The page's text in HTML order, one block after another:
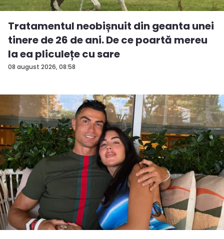
08 august 2026, 08:58
Tratamentul neobișnuit din geanta unei
tinere de 26 de ani. De ce poartă mereu
la ea pliculețe cu sare